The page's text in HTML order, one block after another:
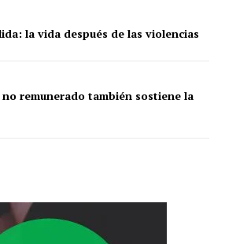
la vida después de las violencias
remunerado también sostiene la